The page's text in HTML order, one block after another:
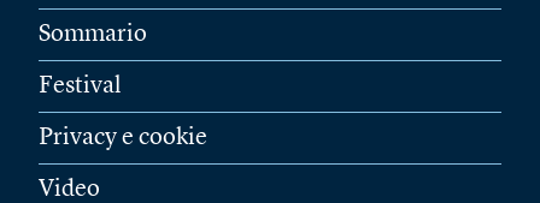
Sommario
Festival
Privacy e cookie
Video